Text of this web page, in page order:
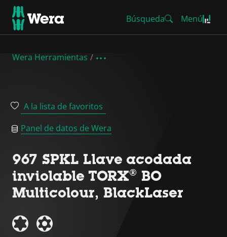
Búsqueda Menú
Wera Herramientas
A la lista de favoritos
Panel de datos de Wera
967 SPKL Llave acodada
inviolable TORX® BO
Multicolour, BlackLaser